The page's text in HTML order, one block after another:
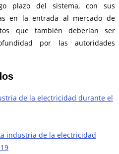
plazo del sistema, con sus
en la entrada al mercado de
que también deberían ser
por las autoridades